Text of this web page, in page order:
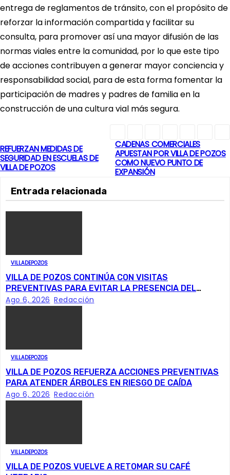
entrega de reglamentos de tránsito, con el propósito de
reforzar la información compartida y facilitar su
consulta, para promover así una mayor difusión de las
normas viales entre la comunidad, por lo que este tipo
de acciones contribuyen a generar mayor conciencia y
responsabilidad social, para de esta forma fomentar la
participación de madres y padres de familia en la
construcción de una cultura vial más segura.
N
a
e
a
c
n
d
e
CADENAS COMERCIALES
APUESTAN POR VILLA DE POZOS
COMO NUEVO PUNTO DE
EXPANSIÓN
REFUERZAN MEDIDAS DE
SEGURIDAD EN ESCUELAS DE
VILLA DE POZOS
Entrada relacionada
VILLADEPOZOS
VILLA DE POZOS CONTINÚA CON VISITAS
PREVENTIVAS PARA EVITAR LA PRESENCIA DEL
GUSANO BARRENADOR
Ago 6, 2026 Redacción
VILLADEPOZOS
VILLA DE POZOS REFUERZA ACCIONES PREVENTIVAS
PARA ATENDER ÁRBOLES EN RIESGO DE CAÍDA
Ago 6, 2026 Redacción
VILLADEPOZOS
VILLA DE POZOS VUELVE A RETOMAR SU CAFÉ